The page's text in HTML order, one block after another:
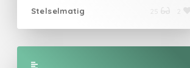
gangen proef ik de lucht In die
die gedachtes denk ikIk kom hier nooit
Stelselmatig